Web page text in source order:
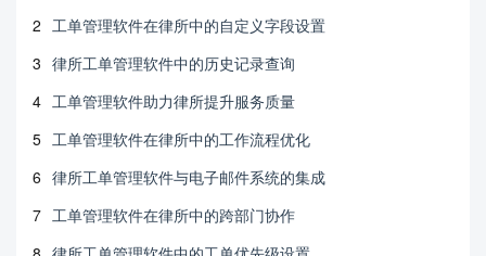
2 工单管理软件在律所中的自定义字段设置
3 律所工单管理软件中的历史记录查询
4 工单管理软件助力律所提升服务质量
5 工单管理软件在律所中的工作流程优化
6 律所工单管理软件与电子邮件系统的集成
7 工单管理软件在律所中的跨部门协作